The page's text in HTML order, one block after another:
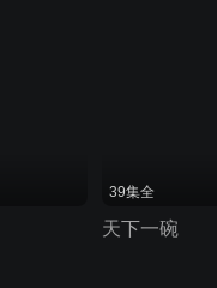
39集全
天下一碗